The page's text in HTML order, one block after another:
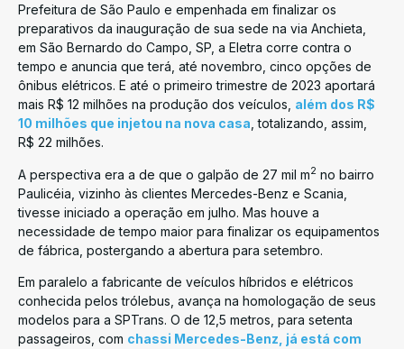
Prefeitura de São Paulo e empenhada em finalizar os
preparativos da inauguração de sua sede na via Anchieta,
em São Bernardo do Campo, SP, a Eletra corre contra o
tempo e anuncia que terá, até novembro, cinco opções de
ônibus elétricos. E até o primeiro trimestre de 2023 aportará
mais R$ 12 milhões na produção dos veículos, além dos R$
10 milhões que injetou na nova casa , totalizando, assim,
R$ 22 milhões.
A perspectiva era a de que o galpão de 27 mil m2 no bairro
Paulicéia, vizinho às clientes Mercedes-Benz e Scania,
tivesse iniciado a operação em julho. Mas houve a
necessidade de tempo maior para finalizar os equipamentos
de fábrica, postergando a abertura para setembro.
Em paralelo a fabricante de veículos híbridos e elétricos
conhecida pelos trólebus, avança na homologação de seus
modelos para a SPTrans. O de 12,5 metros, para setenta
passageiros, com chassi Mercedes-Benz, já está com